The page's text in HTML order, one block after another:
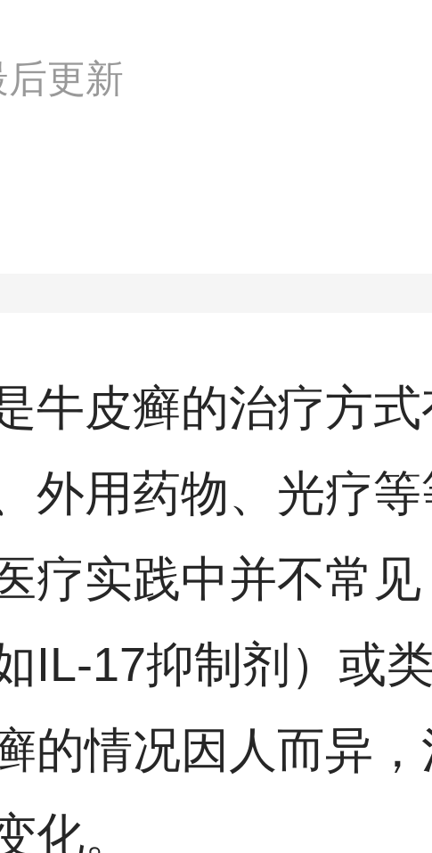
更新
牛皮癣的治疗方式
外用药物、光疗
疗实践中并不常见
IL-17抑制剂）或
的情况因人而异
化。